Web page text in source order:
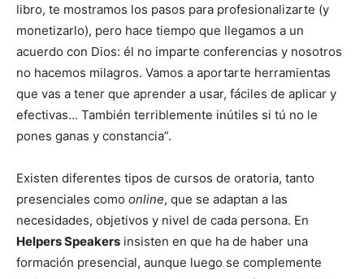
libro, te mostramos los pasos para profesionalizarte (y
monetizarlo), pero hace tiempo que llegamos a un
acuerdo con Dios: él no imparte conferencias y nosotros
no hacemos milagros. Vamos a aportarte herramientas
que vas a tener que aprender a usar, fáciles de aplicar y
efectivas… También terriblemente inútiles si tú no le
pones ganas y constancia”.
Existen diferentes tipos de cursos de oratoria, tanto
presenciales como online, que se adaptan a las
necesidades, objetivos y nivel de cada persona. En
Helpers Speakers insisten en que ha de haber una
formación presencial, aunque luego se complemente